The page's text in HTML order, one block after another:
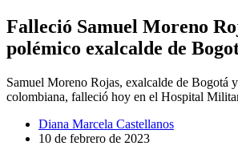
Falleció Samuel Moreno
polémico exalcalde de
Samuel Moreno Rojas, exalcalde de Bogotá
colombiana, falleció hoy en el Hospital
Diana Marcela Castellanos
10 de febrero de 2023